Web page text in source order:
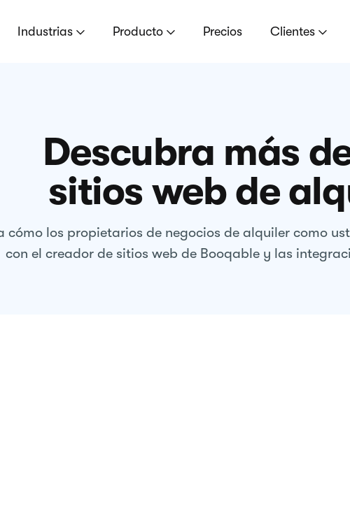
Industrias Producto Precios Clientes
Descubra más
sitios web de
cómo los propietarios de negocios de alquiler como
con el creador de sitios web de Booqable y las